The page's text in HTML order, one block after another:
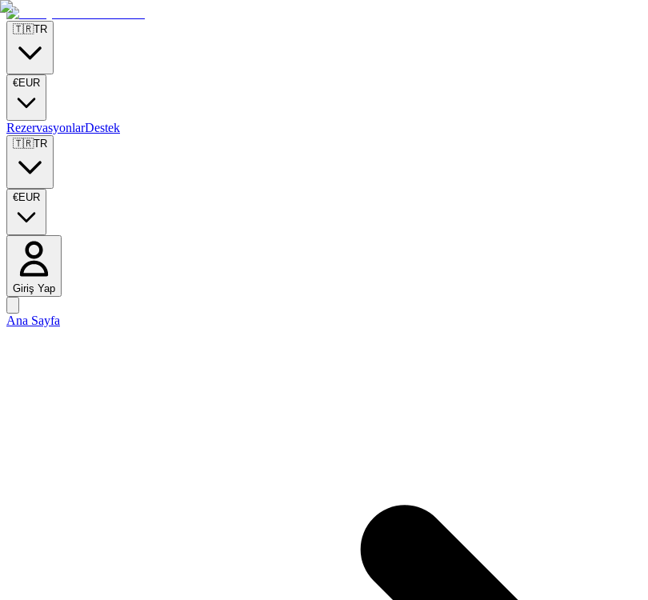
🇹🇷TR
€EUR
RezervasyonlarDestek
🇹🇷TR
€EUR
Giriş Yap
Ana Sayfa